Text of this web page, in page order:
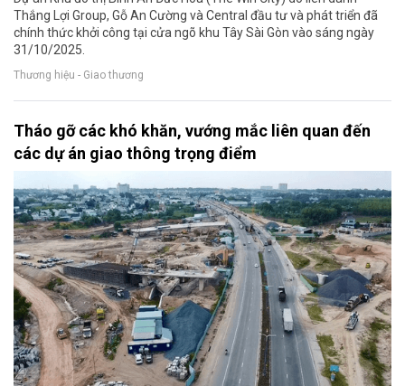
Thắng Lợi Group, Gỗ An Cường và Central đầu tư và phát triển đã
chính thức khởi công tại cửa ngõ khu Tây Sài Gòn vào sáng ngày
31/10/2025.
Thương hiệu - Giao thương
Tháo gỡ các khó khăn, vướng mắc liên quan đến
các dự án giao thông trọng điểm